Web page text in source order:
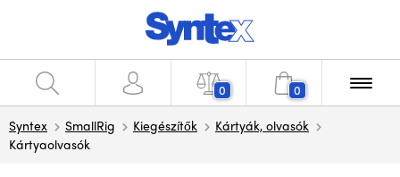
0 0
Syntex SmallRig Kiegészítők
Kártyák, olvasók
Kártyaolvasók